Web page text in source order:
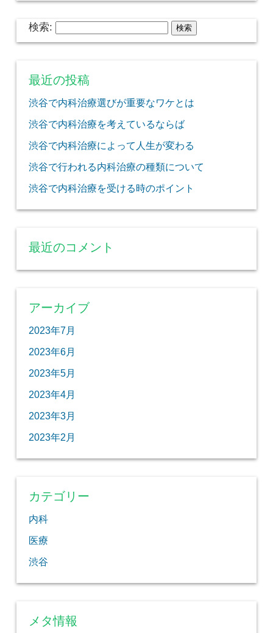
検索:
最近の投稿
渋谷で内科治療選びが重要なワケとは
渋谷で内科治療を考えているならば
渋谷で内科治療によって人生が変わる
渋谷で行われる内科治療の種類について
渋谷で内科治療を受ける時のポイント
最近のコメント
アーカイブ
2023年7月
2023年6月
2023年5月
2023年4月
2023年3月
2023年2月
カテゴリー
内科
医療
渋谷
メタ情報